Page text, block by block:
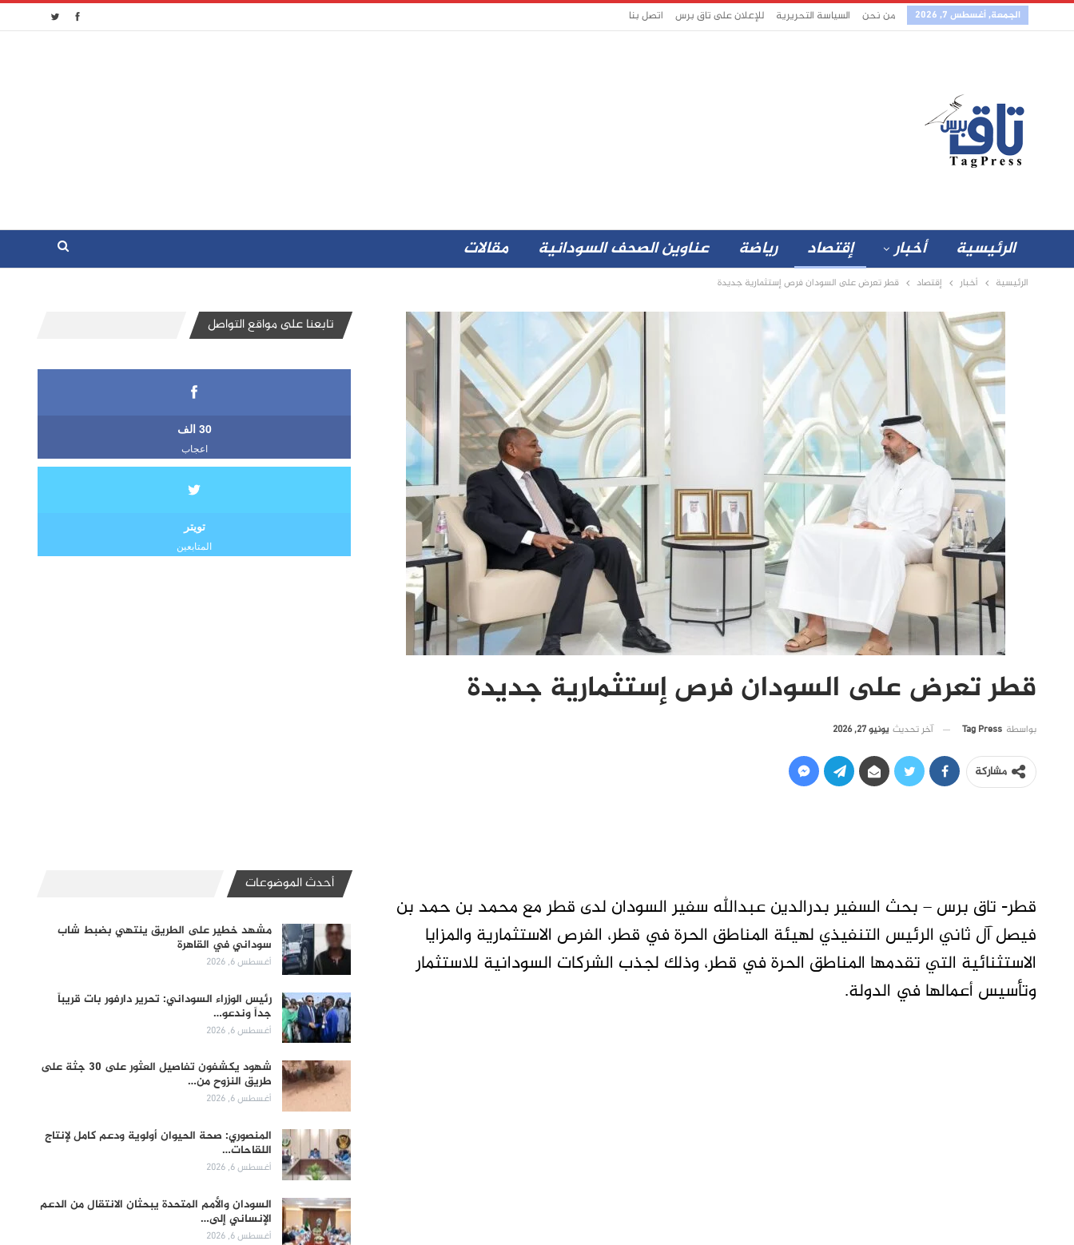
الجمعة, أغسطس 7, 2026 من نحن السياسة التحريرية للإعلان على تاق برس اتصل بنا
الرئيسية أخبار إقتصاد رياضة عناوين الصحف السودانية مقالات
الرئيسية أخبار إقتصاد قطر تعرض على السودان فرص إستثمارية جديدة
قطر تعرض على السودان فرص إستثمارية جديدة
بواسطة Tag Press آخر تحديث يونيو 27, 2026
مشاركة
قطر- تاق برس – بحث السفير بدرالدين عبدالله سفير السودان لدى قطر مع محمد بن حمد بن
فيصل آل ثاني الرئيس التنفيذي لهيئة المناطق الحرة في قطر، الفرص الاستثمارية والمزايا
الاستثنائية التي تقدمها المناطق الحرة في قطر، وذلك لجذب الشركات السودانية للاستثمار
وتأسيس أعمالها في الدولة.
تابعنا على مواقع التواصل
30 الف
اعجاب
تويتر
المتابعين
أحدث الموضوعات
مشهد خطير على الطريق ينتهي بضبط شاب
سوداني في القاهرة
أغسطس 6, 2026
رئيس الوزراء السوداني: تحرير دارفور بات قريباً
جداً وندعو…
أغسطس 6, 2026
شهود يكشفون تفاصيل العثور على 30 جثة على
طريق النزوح من…
أغسطس 6, 2026
المنصوري: صحة الحيوان أولوية ودعم كامل لإنتاج
اللقاحات…
أغسطس 6, 2026
السودان والأمم المتحدة يبحثان الانتقال من الدعم
الإنساني إلى…
أغسطس 6, 2026